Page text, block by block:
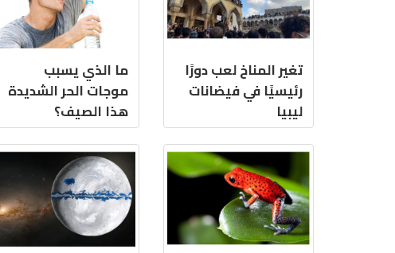
تغير المناخ لعب دورًا
رئيسيًا في فيضانات
ليبيا
ما الذي يسبب
موجات الحر الشديدة
هذا الصيف؟